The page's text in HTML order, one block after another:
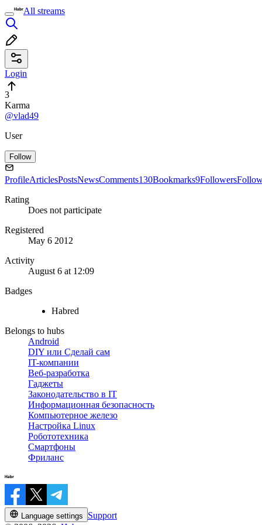
All streams
Login
3
Karma
@vlad49
User
Follow
ProfileArticlesPostsNewsComments130Bookmarks9Followers
Rating
Does not participate
Registered
May 6 2012
Activity
August 6 at 12:09
Badges
Habred
Belongs to hubs
Android
DIY или Сделай сам
IT-компании
Веб-разработка
Гаджеты
Законодательство в IT
Информационная безопасность
Компьютерное железо
Настройка Linux
Робототехника
Смартфоны
Фриланс
Language settings
Support